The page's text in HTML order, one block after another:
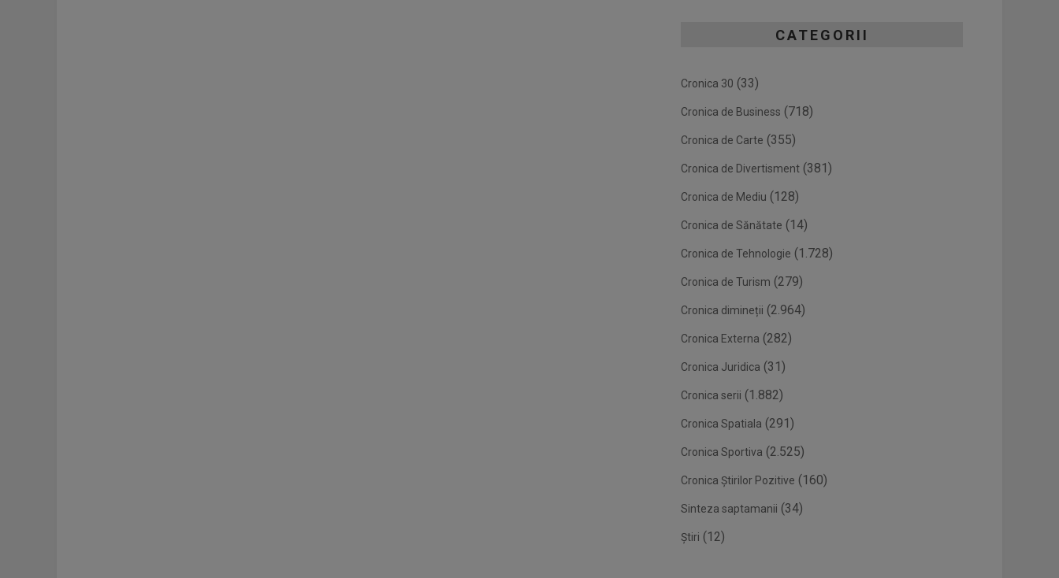
CATEGORII
Cronica 30 (33)
Cronica de Business (718)
Cronica de Carte (355)
Cronica de Divertisment (381)
Cronica de Mediu (128)
Cronica de Sănătate (14)
Cronica de Tehnologie (1.728)
Cronica de Turism (279)
Cronica dimineții (2.964)
Cronica Externa (282)
Cronica Juridica (31)
Cronica serii (1.882)
Cronica Spatiala (291)
Cronica Sportiva (2.525)
Cronica Știrilor Pozitive (160)
Sinteza saptamanii (34)
Știri (12)